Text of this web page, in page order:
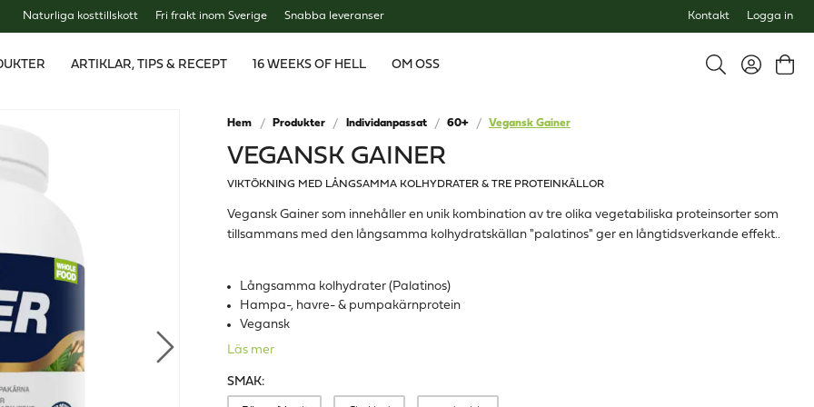
Naturliga kosttillskott Fri frakt inom Sverige Snabba leveranser Kontakt Logga in
ARTIKLAR, TIPS & RECEPT 16 WEEKS OF HELL OM OSS
Hem Produkter Individanpassat 60+ Vegansk Gainer
VEGANSK GAINER
VIKTÖKNING MED LÅNGSAMMA KOLHYDRATER & TRE PROTEINKÄLLOR
Vegansk Gainer som innehåller en unik kombination av tre olika vegetabiliska proteinsorter som
tillsammans med den långsamma kolhydratskällan "palatinos" ger en långtidsverkande effekt..
Långsamma kolhydrater (Palatinos)
Hampa-, havre- & pumpakärnprotein
Vegansk
Läs mer
SMAK: